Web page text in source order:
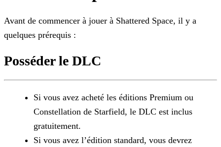
Avant de commencer à jouer à Shattered Space, il y a
quelques prérequis :
Posséder le DLC
Si vous avez acheté les éditions Premium ou
Constellation de Starfield, le DLC est inclus
gratuitement.
Si vous avez l’édition standard, vous devrez